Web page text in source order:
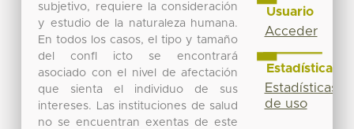
subjetivo, requiere la consideración
y estudio de la naturaleza humana.
En todos los casos, el tipo y tamaño
del confl icto se encontrará
asociado con el nivel de afectación
que sienta el individuo de sus
intereses. Las instituciones de salud
no se encuentran exentas de este
Usuario
Acceder
Estadísticas
Estadísticas
de uso